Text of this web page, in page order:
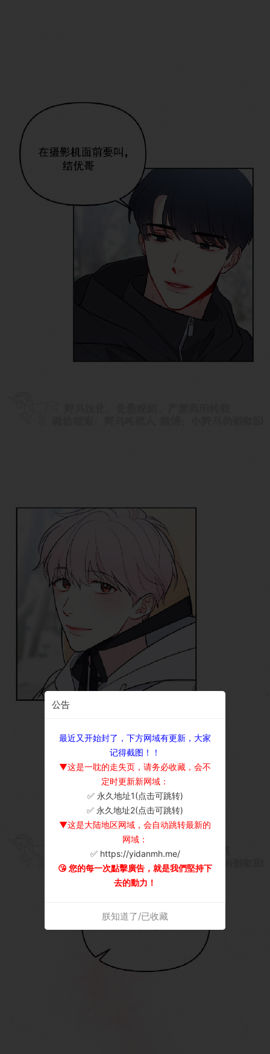
公告
最近又开始封了，下方网域有更新，大家
记得截图！！
▼这是一耽的走失页，请务必收藏，会不
定时更新新网域：
✅ 永久地址1(点击可跳转)
✅ 永久地址2(点击可跳转)
▼这是大陆地区网域，会自动跳转最新的
网域：
✅ https://yidanmh.me/
😘 您的每一次點擊廣告，就是我們堅持下
去的動力！
朕知道了/已收藏